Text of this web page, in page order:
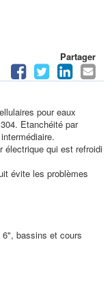
Partager
pour eaux
Etanchéité par
électrique qui est refroidi
évite les problèmes
6", bassins et cours